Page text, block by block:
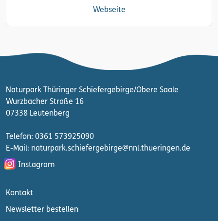
Webseite
Naturpark Thüringer Schiefergebirge/Obere Saale
Wurzbacher Straße 16
07338 Leutenberg
Telefon: 0361 573925090
E-Mail: naturpark.schiefergebirge@nnl.thueringen.de
Instagram
Kontakt
Newsletter bestellen